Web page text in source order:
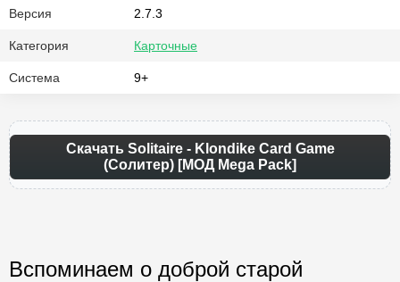
Версия 2.7.3
Категория Карточные
Система 9+
Скачать Solitaire - Klondike Card Game
(Солитер) [МОД Mega Pack]
Вспоминаем о доброй старой